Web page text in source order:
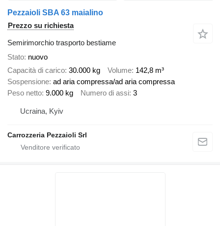
Pezzaioli SBA 63 maialino
Prezzo su richiesta
Semirimorchio trasporto bestiame
Stato nuovo
Capacità di carico 30.000 kg Volume 142,8 m³
Sospensione ad aria compressa/ad aria compressa
Peso netto 9.000 kg Numero di assi 3
Ucraina, Kyiv
Carrozzeria Pezzaioli Srl